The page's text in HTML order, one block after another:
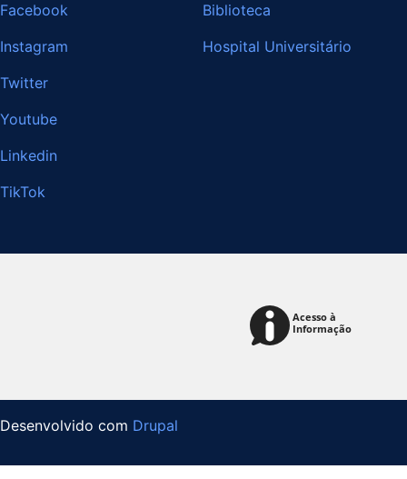
Facebook
Instagram
Twitter
Youtube
Linkedin
TikTok
Biblioteca
Hospital Universitário
Desenvolvido com Drupal